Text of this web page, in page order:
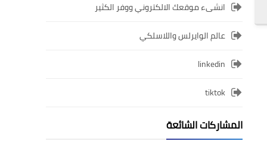
انشىء موقعك الالكتروني ووفر الكثير
عالم الوايرلس واللاسلكي
linkedin
tiktok
المشاركات الشائعة